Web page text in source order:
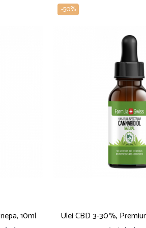
10ml
-50%
Ulei CBD 3-30%,